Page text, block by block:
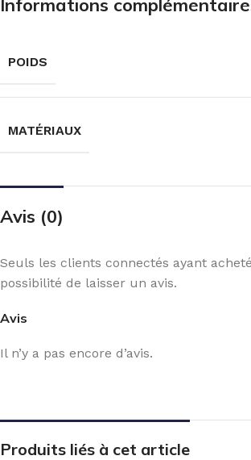
POIDS
MATÉRIAUX
Avis (0)
Avis
Il n’y a pas encore d’avis.
Seuls les clients connectés ayant
possibilité de laisser un avis.
Produits liés à cet article